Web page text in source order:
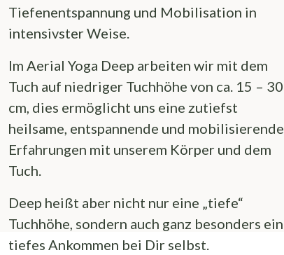
Tiefenentspannung und Mobilisation in
intensivster Weise.
Im Aerial Yoga Deep arbeiten wir mit dem
Tuch auf niedriger Tuchhöhe von ca. 15 – 30
cm, dies ermöglicht uns eine zutiefst
heilsame, entspannende und mobilisierende
Erfahrungen mit unserem Körper und dem
Tuch.
Deep heißt aber nicht nur eine „tiefe“
Tuchhöhe, sondern auch ganz besonders ein
tiefes Ankommen bei Dir selbst.